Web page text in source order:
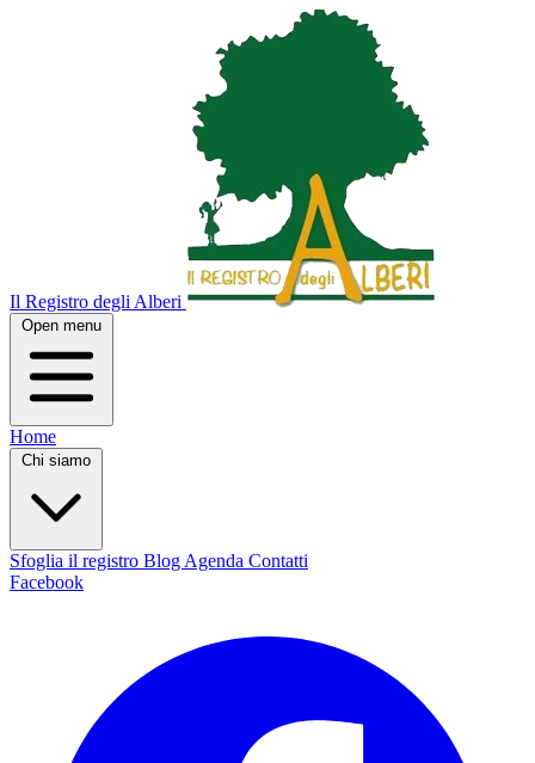
Il Registro degli Alberi
Open menu
Home
Chi siamo
Sfoglia il registro Blog Agenda Contatti
Facebook